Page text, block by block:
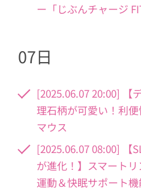
ー「じぶんチャージ
07日
[2025.06.07 20:00] 【
理石柄が可愛い！利
マウス
[2025.06.07 08:00] 【
が進化！】スマート
運動＆快眠サポート